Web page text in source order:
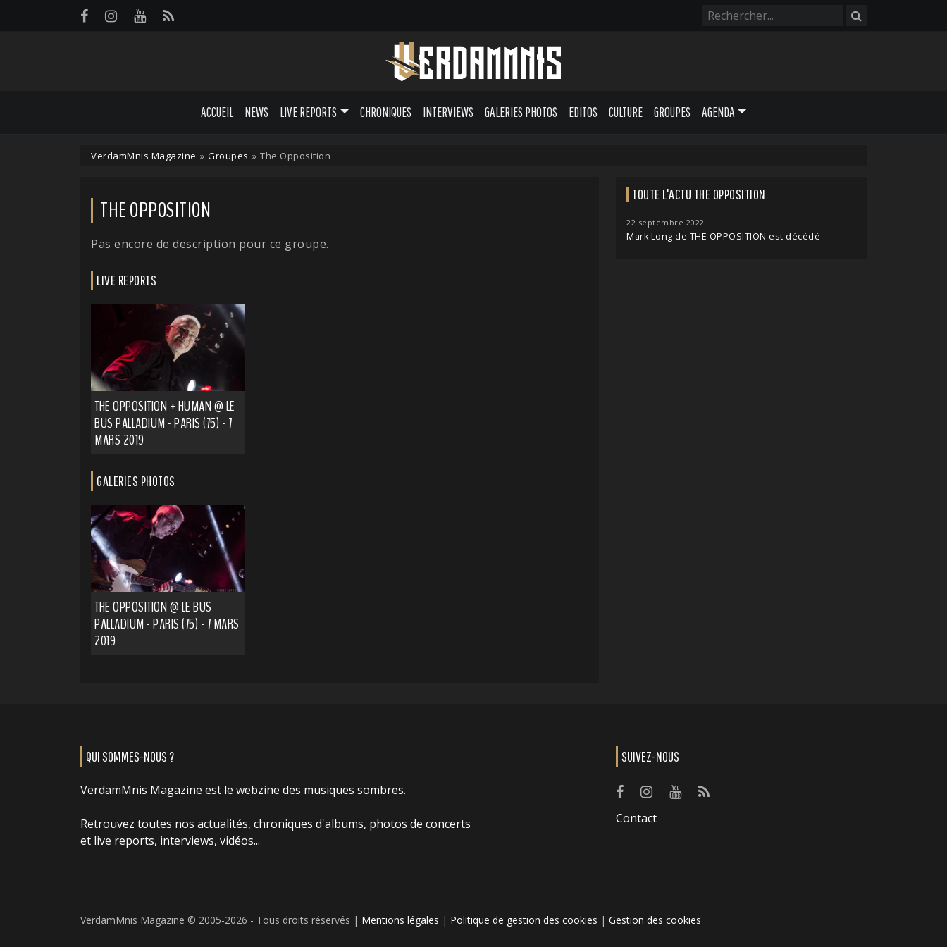
ACCUEIL NEWS LIVE REPORTS CHRONIQUES INTERVIEWS GALERIES PHOTOS EDITOS CULTURE GROUPES AGENDA
VerdamMnis Magazine » Groupes » The Opposition
THE OPPOSITION
Pas encore de description pour ce groupe.
LIVE REPORTS
THE OPPOSITION + HUMAN @ LE
BUS PALLADIUM - PARIS (75) - 7
MARS 2019
GALERIES PHOTOS
THE OPPOSITION @ LE BUS
PALLADIUM - PARIS (75) - 7 MARS
2019
TOUTE L'ACTU THE OPPOSITION
22 septembre 2022
Mark Long de THE OPPOSITION est décédé
QUI SOMMES-NOUS ?
VerdamMnis Magazine est le webzine des musiques sombres.
Retrouvez toutes nos actualités, chroniques d'albums, photos de concerts
et live reports, interviews, vidéos...
SUIVEZ-NOUS
Contact
VerdamMnis Magazine © 2005-2026 - Tous droits réservés | Mentions légales | Politique de gestion des cookies | Gestion des cookies
Panneau de gestion des cookies